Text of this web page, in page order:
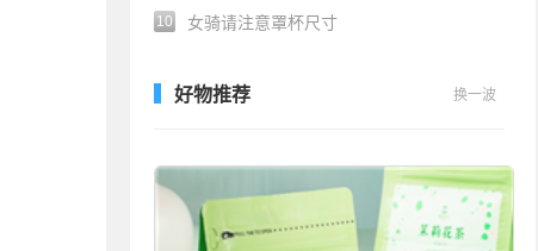
10 女骑请注意罩杯尺寸
好物推荐 换一波